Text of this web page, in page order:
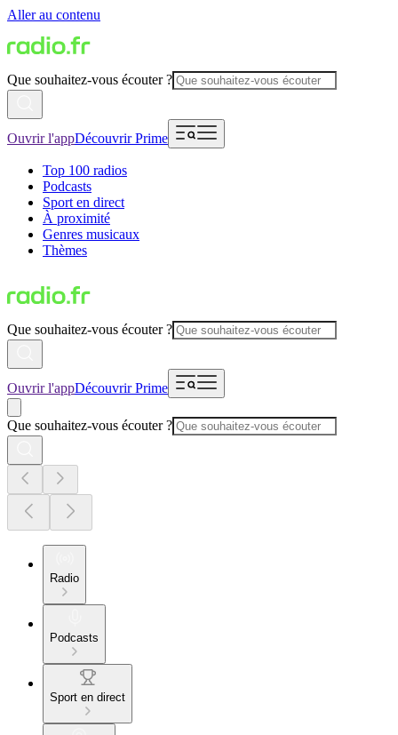
Aller au contenu
Que souhaitez-vous écouter ?
Ouvrir l'appDécouvrir Prime
Top 100 radios
Podcasts
Sport en direct
À proximité
Genres musicaux
Thèmes
Que souhaitez-vous écouter ?
Ouvrir l'appDécouvrir Prime
Que souhaitez-vous écouter ?
Radio
Podcasts
Sport en direct